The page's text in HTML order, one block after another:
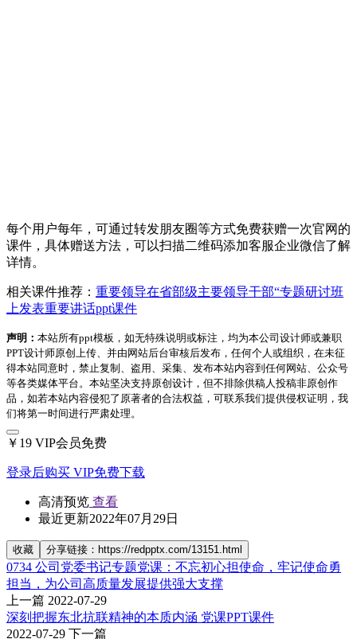
每个用户每年，可通过转发朋友圈等方式免费获赠一次官网的
课件，具体赠送方法，可以扫描二维码添加客服企业微信了解
详情。
相关课件推荐： 重要领导在省部级主要领导干部“专题研讨班
上发表重要讲话ppt课件
声明： 本站所有ppt模板，如无特殊说明或标注，均为本公司设计师或兼职
PPT设计师原创上传、并由网站后台审核后发布，任何个人或组织，在未征
得本站同意时，禁止复制、盗用、采集、发布本站内容到任何网站、公众号
等各类媒体平台。本站坚决支持原创设计，但不排除供稿人投稿非原创作
品，如若本站内容侵犯了原著者的合法权益，可联系我们提供侵权证明，我
们将第一时间进行严肃处理。
￥19 VIP会员免费
登录后购买 VIP免费下载
高清预览 查看
最近更新2022年07月29日
收藏 分享链接：https://redpptx.com/13151.html
0734 公司党委书记专题党课：不忘初心担使命，牢记使命勇
担当，为公司高质量发展提供强大支撑
上一篇 2022-07-29
深刻把握东北抗联精神的本质内涵 党课PPT课件
2022-07-29 下一篇